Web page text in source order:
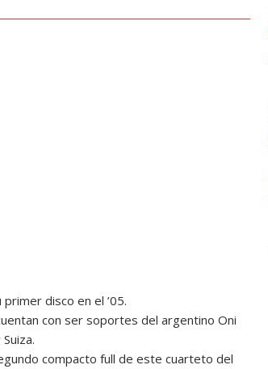
disco en el ’05.
con ser soportes del argentino Oni
compacto full de este cuarteto del